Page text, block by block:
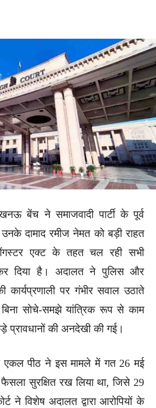
बेंच ने समाजवादी पार्टी के पूर्व
दामाद रमीज नेमत को बड़ी राहत
एक्ट के तहत चल रही सभी
कर दिया है। अदालत ने पुलिस और
कार्यप्रणाली पर गंभीर सवाल उठाते
सोचे-समझे यांत्रिक रूप से काम
की अनदेखी की गई।
एकल पीठ ने इस मामले में गत 26 मई
सुरक्षित रख लिया था, जिसे 29
ने विशेष अदालत द्वारा आरोपियों के